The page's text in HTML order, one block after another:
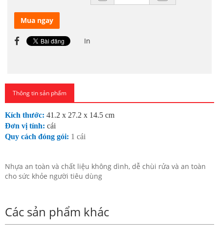
Mua ngay
In
Thông tin sản phẩm
Kích thước: 41.2 x 27.2 x 14.5 cm
Đơn vị tính: cái
Quy cách đóng gói: 1 cái
Nhựa an toàn và chất liệu không dình, dễ chùi rửa và an toàn
cho sức khỏe người tiêu dùng
Các sản phẩm khác